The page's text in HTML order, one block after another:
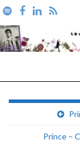
Prince –